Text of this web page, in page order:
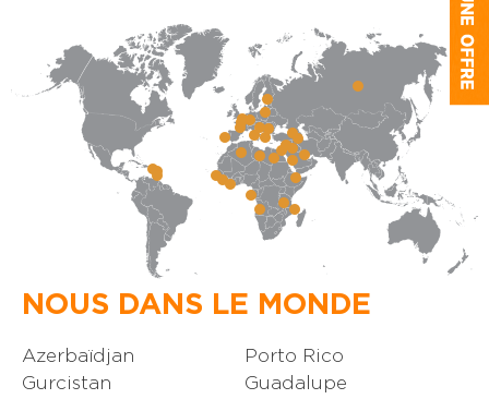
NOUS DANS LE MONDE
Azerbaïdjan
Porto Rico
Gurcistan
Guadalupe